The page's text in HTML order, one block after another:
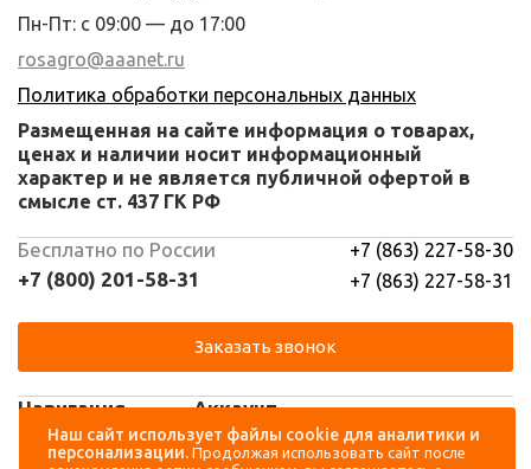
Навигация
Каталог
Аккаунт
Вход
Пн-Пт: с 09:00 — до 17:00
rosagro@aaanet.ru
Политика обработки персональных данных
Размещенная на сайте информация о товарах,
ценах и наличии носит информационный
характер и не является публичной офертой в
смысле ст. 437 ГК РФ
Бесплатно по России
+7 (800) 201-58-31
+7 (863) 227-58-30
+7 (863) 227-58-31
Заказать звонок
Наш сайт использует файлы cookie для аналитики и
персонализации. Продолжая использовать сайт после